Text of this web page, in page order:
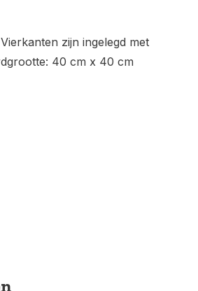
zijn ingelegd met
40 cm x 40 cm